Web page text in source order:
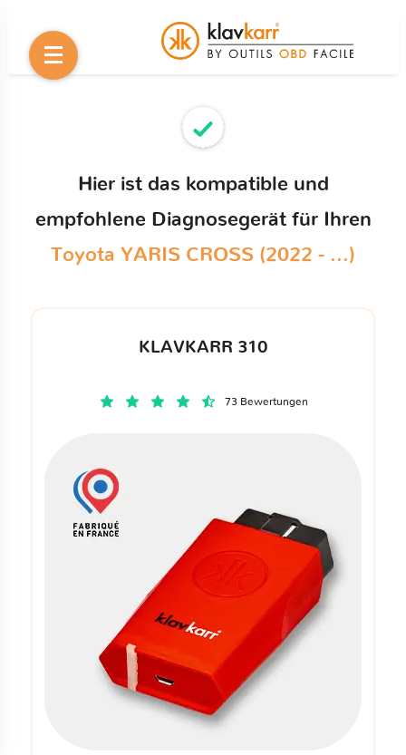
Hier ist das kompatible und
empfohlene Diagnosegerät für Ihren
Toyota YARIS CROSS (2022 - ...)
KLAVKARR 310
73 Bewertungen